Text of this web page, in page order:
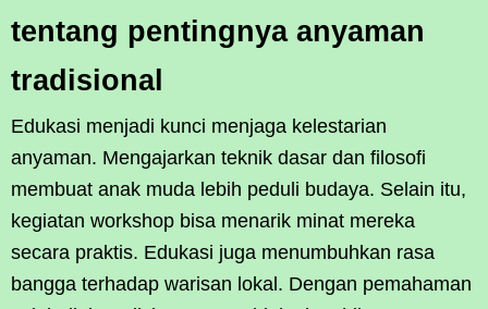
tentang pentingnya anyaman
tradisional
Edukasi menjadi kunci menjaga kelestarian
anyaman. Mengajarkan teknik dasar dan filosofi
membuat anak muda lebih peduli budaya. Selain itu,
kegiatan workshop bisa menarik minat mereka
secara praktis. Edukasi juga menumbuhkan rasa
bangga terhadap warisan lokal. Dengan pemahaman